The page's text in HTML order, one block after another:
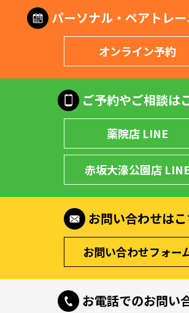
パーソナル・ペアトレ
オンライン予約
ご予約やご相談は
薬院店 LINE
赤坂大濠公園店 LINE
お問い合わせは
お問い合わせフォー
お電話でのお問い